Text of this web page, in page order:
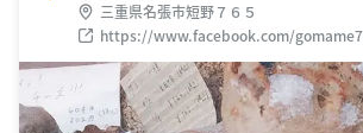
三重県名張市短野７６５
https://www.facebook.com/